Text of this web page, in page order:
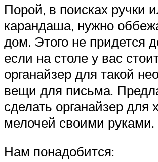
Порой, в поисках ручки
карандаша, нужно
дом. Этого не придется
если на столе у вас
органайзер для такой
вещи для письма.
сделать органайзер для
мелочей своими руками.
Нам понадобится: